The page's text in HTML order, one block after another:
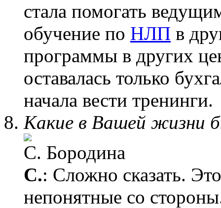
стала помогать
обучение по НЛП в
программы в других
оставалась только
начала вести тренинги.
Какие в Вашей жизни
С.: Сложно сказать.
непонятные со